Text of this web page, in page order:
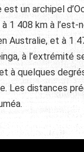
est un archipel
à 1 408 km à
Australie, et à 1
à l’extrémité
à quelques
Les distances